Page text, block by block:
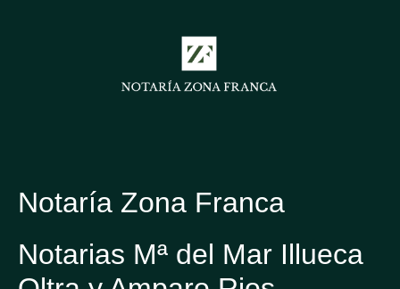
Notaría Zona Franca
Notarias Mª del Mar Illueca